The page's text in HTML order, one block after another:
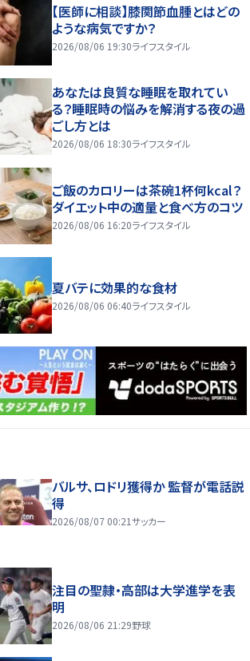
【医師に相談】膝関節血腫とはどの
ような病気ですか？
2026/08/06 19:30ライフスタイル
あなたは良質な睡眠を取れてい
る？睡眠時の悩みを解消する夜の過
ごし方とは
2026/08/06 18:30ライフスタイル
ご飯のカロリーは茶碗1杯何kcal？
ダイエット中の適量と食べ方のコツ
2026/08/06 16:20ライフスタイル
夏バテに効果的な食材
2026/08/06 06:40ライフスタイル
バルサ、ロドリ獲得か 監督が電話説
得
2026/08/07 00:21サッカー
注目の聖隷・高部は大学進学を表
明
2026/08/06 21:29野球